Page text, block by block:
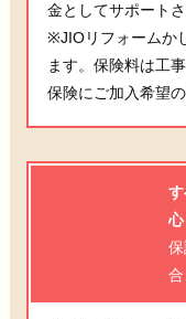
金としてサポートさ
※JIOリフォームか
ます。保険料は工
保険にご加入希望
心